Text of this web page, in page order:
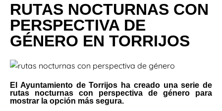
RUTAS NOCTURNAS CON
PERSPECTIVA DE
GÉNERO EN TORRIJOS
El Ayuntamiento de Torrijos ha creado una serie de
rutas nocturnas con perspectiva de género para
mostrar la opción más segura.